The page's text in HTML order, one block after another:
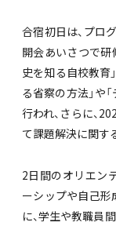
合宿初日は、プロ
開会あいさつで研
史を知る自校教育
る省察の方法」や
行われ、さらに、
て課題解決に関す
2日間のオリエン
ーシップや自己形
に、学生や教職員